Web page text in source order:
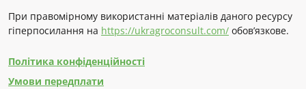
При правомірному використанні матеріалів даного ресурсу
гіперпосилання на https://ukragroconsult.com/ обов’язкове.
Політика конфіденційності
Умови передплати